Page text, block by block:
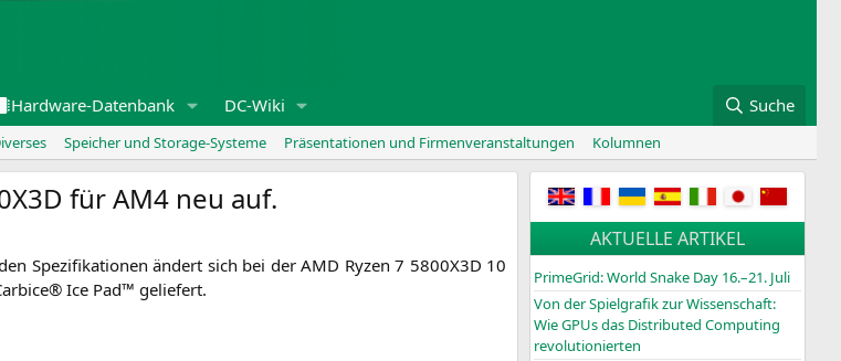
Hardware-Datenbank DC-Wiki Suche
Speicher und Storage-Systeme Präsentationen und Firmenveranstaltungen Kolumnen
fürAM4 neu auf.
Spe­zi­fi­ka­tio­nen ändert sich bei derAMD Ryzen 7 5800X3D 10
Ice Pad™ geliefert.
AKTUELLE ARTIKEL
PrimeGrid: World Snake Day 16.–21. Juli
Von der Spielgrafik zur Wissenschaft:
Wie GPUs das Distributed Computing
revolutionierten